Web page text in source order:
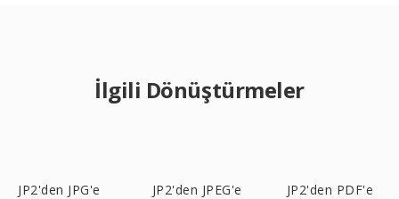
İlgili Dönüştürmeler
JP2'den JPG'e JP2'den JPEG'e JP2'den PDF'e